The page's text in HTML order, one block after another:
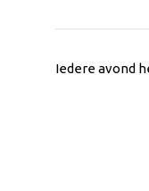
Iedere avond